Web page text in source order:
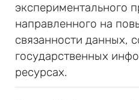
экспериментального
направленного на
связанности данных,
государственных
ресурсах.